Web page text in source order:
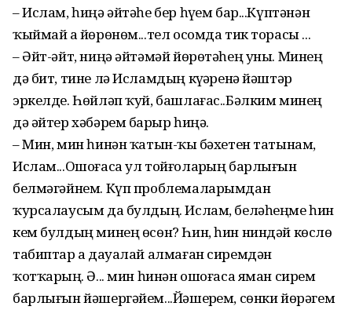
– Ислам, һиңә әйтәһе бер һүҙем бар...Күптәнән
ҡыймай ҙа йөрөнөм...тел осомда тик торасы ...
– Әйт-әйт, ниңә әйтәмәй йөрөтәһең уны. Минең
дә бит, тине лә Исламдың күҙҙәренә йәштәр
эркелде. Һөйләп ҡуй, башлағас..Бәлким минең
дә әйтер хәбәрем барҙыр һиңә.
– Мин, мин һинән ҡатын-ҡыҙ бәхетен татынам,
Ислам...Ошоғаса ул тойғоларҙың барлығын
белмәгәйнем. Күп проблемаларымдан
ҡурсалаусым да булдың. Ислам, беләһеңме һин
кем булдың минең өсөн? Һин, һин ниндәй көслө
табиптар ҙа дауалай алмаған сиремдән
ҡотҡарҙың. Ә... мин һинән ошоғаса яман сирем
барлығын йәшергәйем...Йәшерҙем, сөнки йөрәгем